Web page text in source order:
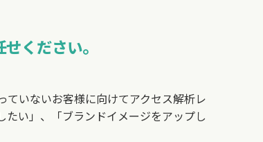
ください。
いないお客様に向けてアクセス解析レ
い」、「ブランドイメージをアップし